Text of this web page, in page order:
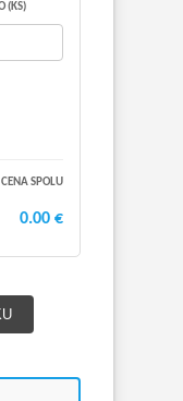
(KS)
CENA SPOLU
0.00 €